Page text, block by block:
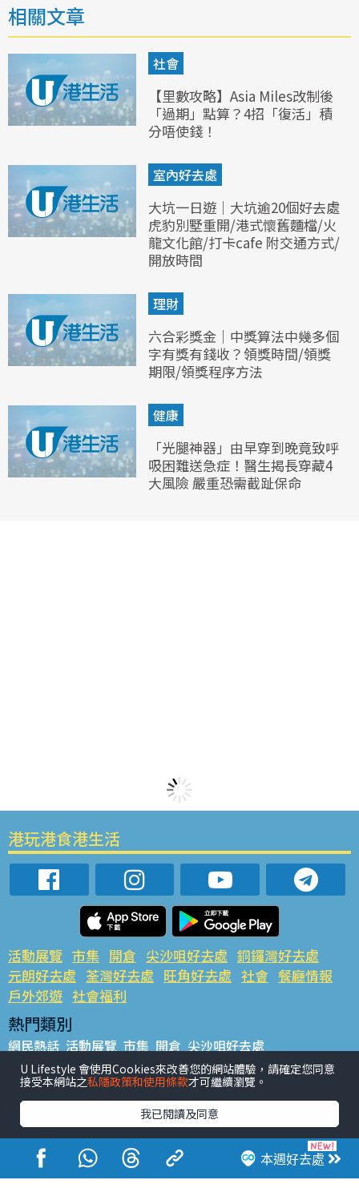
相關文章
社會
【里數攻略】Asia Miles改制後
「過期」點算？4招「復活」積
分唔使錢！
室內好去處
大坑一日遊｜大坑逾20個好去處
虎豹別墅重開/港式懷舊麵檔/火
龍文化館/打卡cafe 附交通方式/
開放時間
理財
六合彩獎金｜中獎算法中幾多個
字有獎有錢收？領獎時間/領獎
期限/領獎程序方法
健康
「光腿神器」由早穿到晚竟致呼
吸困難送急症！醫生揭長穿藏4
大風險 嚴重恐需截趾保命
本週好去處
港玩港食港生活
活動展覽 市集 開倉 尖沙咀好去處 銅鑼灣好去處
元朗好去處 荃灣好去處 旺角好去處 社會 餐廳情報
戶外郊遊 社會福利
熱門類別
網民熱話 活動展覽 市集 開倉 尖沙咀好去處
銅鑼灣好去處 元朗好去處 荃灣好去處 旺角好去處 社會
餐廳情報 戶外郊遊
熱門標籤
#UGO搵好去處 #人氣活動推介 #美食社群熱話
#親子玩樂好去處
#ULifestyle應用程式
#限時搶
#UJetso禮物放送
#ULifestyle商戶中心 #著數 #網絡熱話
U Lifestyle 會使用Cookies來改善您的網站體驗，請確定您同意
接受本網站之私隱政策和使用條款才可繼續瀏覽。
我已閱讀及同意